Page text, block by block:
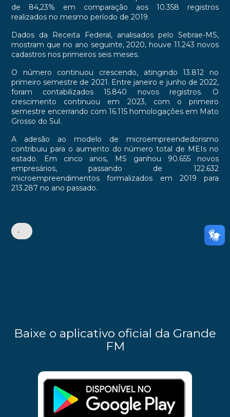
de 84,23% em comparação aos 10.358 registros
realizados no mesmo período de 2019.
Dados da Receita Federal, analisados pelo Sebrae-MS,
mostram que no ano seguinte, 2020, houve 11.243 novos
cadastros nos primeiros seis meses.
O número continuou crescendo, atingindo 13.812 no
primeiro semestre de 2021. Entre janeiro e junho de 2022,
foram contabilizados 15.840 novos registros. O
crescimento continuou em 2023, com o primeiro
semestre encerrando com 16.115 homologações em Mato
Grosso do Sul.
A adesão ao modelo de microempreendedorismo
contribuiu para o aumento do número total de MEIs no
estado. Em cinco anos, MS ganhou 90.655 novos
empresários, passando de 122.632
microempreendimentos formalizados em 2019 para
213.287 no ano passado.
•
Baixe o aplicativo oficial da Grande
FM